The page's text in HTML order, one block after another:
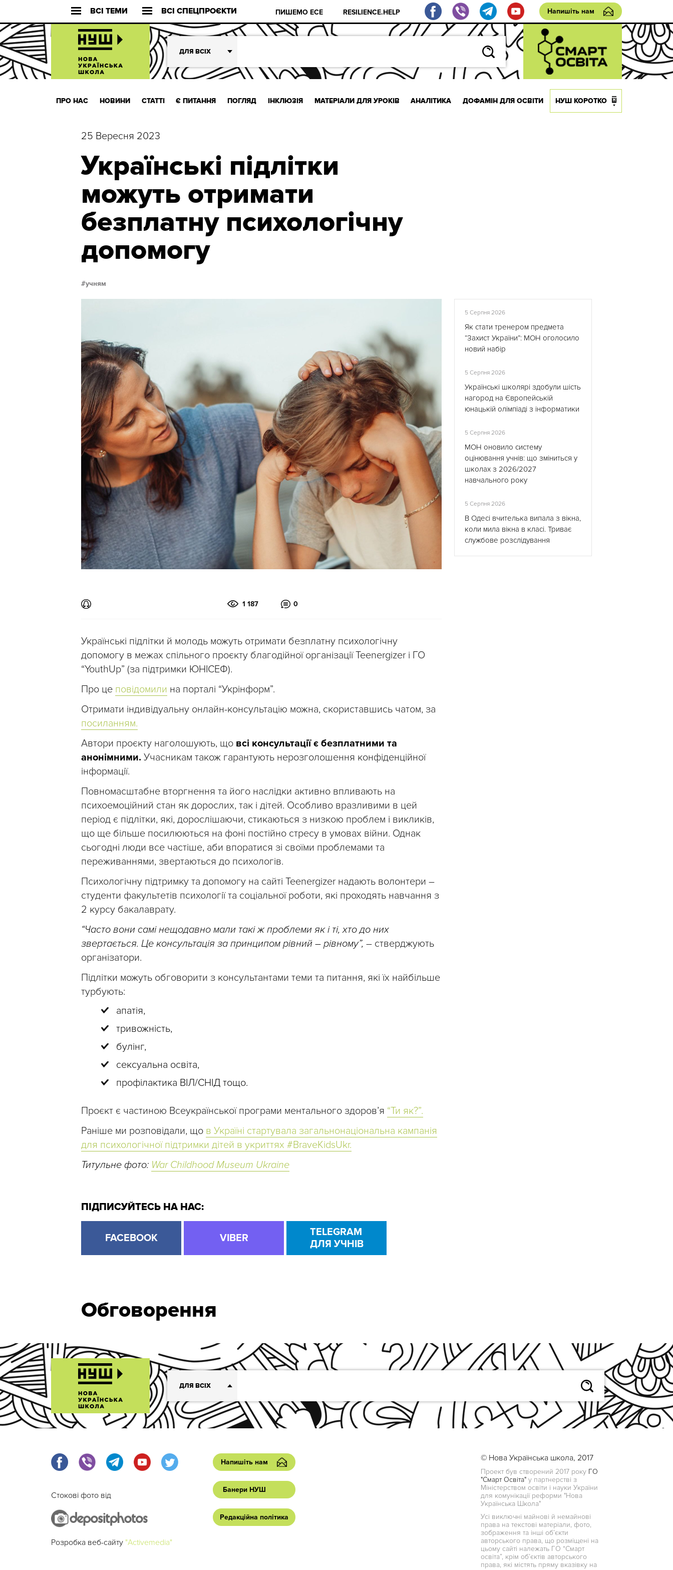
ВСІ ТЕМИ ВСІ СПЕЦПРОЄКТИ ПИШЕМО ЕСЕ RESILIENCE.HELP Напишіть нам
ДЛЯ ВСІХ
ПРО НАС НОВИНИ СТАТТІ Є ПИТАННЯ ПОГЛЯД ІНКЛЮЗІЯ МАТЕРІАЛИ ДЛЯ УРОКІВ АНАЛІТИКА ДОФАМІН ДЛЯ ОСВІТИ НУШ КОРОТКО
25 Вересня 2023
Українські підлітки
можуть отримати
безплатну психологічну
допомогу
учням
1 187 0
Українські підлітки й молодь можуть отримати безплатну психологічну
допомогу в межах спільного проєкту благодійної організації Teenergizer і ГО
“YouthUp” (за підтримки ЮНІСЕФ).
Про це повідомили на порталі “Укрінформ”.
Отримати індивідуальну онлайн-консультацію можна, скориставшись чатом, за
посиланням.
Автори проєкту наголошують, що всі консультації є безплатними та
анонімними. Учасникам також гарантують нерозголошення конфіденційної
інформації.
Повномасштабне вторгнення та його наслідки активно впливають на
психоемоційний стан як дорослих, так і дітей. Особливо вразливими в цей
період є підлітки, які, дорослішаючи, стикаються з низкою проблем і викликів,
що ще більше посилюються на фоні постійно стресу в умовах війни. Однак
сьогодні люди все частіше, аби впоратися зі своїми проблемами та
переживаннями, звертаються до психологів.
Психологічну підтримку та допомогу на сайті Teenergizer надають волонтери –
студенти факультетів психології та соціальної роботи, які проходять навчання з
2 курсу бакалаврату.
“Часто вони самі нещодавно мали такі ж проблеми як і ті, хто до них
звертається. Це консультація за принципом рівний – рівному”, – стверджують
організатори.
Підлітки можуть обговорити з консультантами теми та питання, які їх найбільше
турбують:
апатія,
тривожність,
булінг,
сексуальна освіта,
профілактика ВІЛ/СНІД тощо.
Проєкт є частиною Всеукраїнської програми ментального здоров’я “Ти як?”.
Раніше ми розповідали, що в Україні стартувала загальнонаціональна кампанія
для психологічної підтримки дітей в укриттях #BraveKidsUkr.
Титульне фото: War Childhood Museum Ukraine
ПІДПИСУЙТЕСЬ НА НАС:
FACEBOOK VIBER
TELEGRAM
ДЛЯ УЧНІВ
5 Серпня 2026
Як стати тренером предмета
“Захист України”: МОН оголосило
новий набір
5 Серпня 2026
Українські школярі здобули шість
нагород на Європейській
юнацькій олімпіаді з інформатики
5 Серпня 2026
МОН оновило систему
оцінювання учнів: що зміниться у
школах з 2026/2027
навчального року
5 Серпня 2026
В Одесі вчителька випала з вікна,
коли мила вікна в класі. Триває
службове розслідування
Обговорення
ДЛЯ ВСІХ
Стокові фото від
Розробка веб-сайту "Activemedia"
Напишіть нам
Банери НУШ
Редакційна політика
© Нова Українська школа, 2017
Проект був створений 2017 року ГО
"Смарт Освіта" у партнерстві з
Міністерством освіти і науки України
для комунікації реформи "Нова
Українська Школа"
Усі виключні майнові й немайнові
права на текстові матеріали, фото,
зображення та інші об’єкти
авторського права, що розміщені на
цьому сайті належать ГО “Смарт
освіта”, крім об’єктів авторського
права, які містять пряму вказівку на